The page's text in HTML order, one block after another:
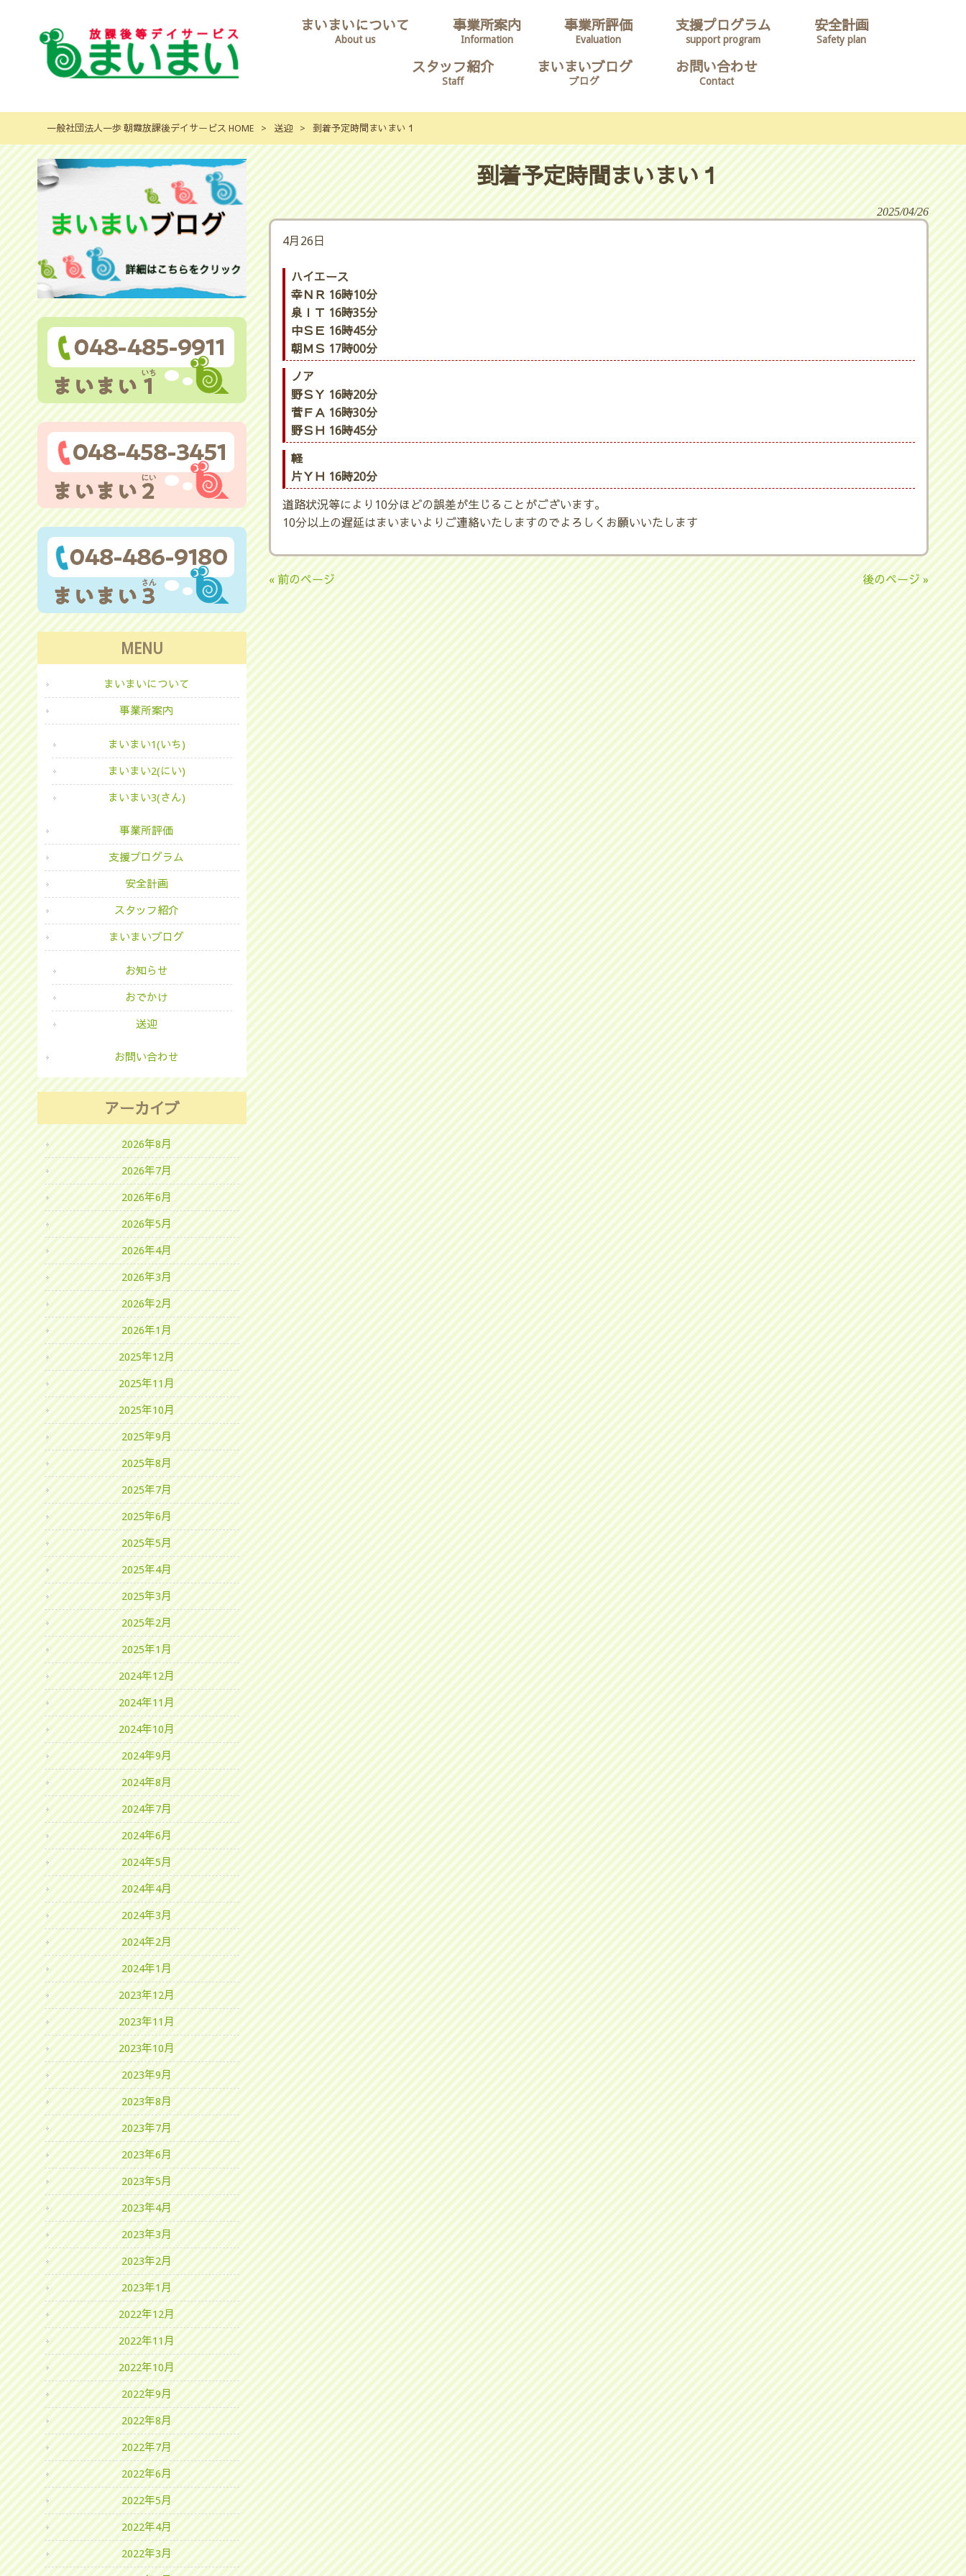
まいまいについて
About us
事業所案内
Information
事業所評価
Evaluation
支援プログラム
support program
安全計画
Safety plan
スタッフ紹介
Staff
まいまいブログ
ブログ
お問い合わせ
Contact
一般社団法人一歩 朝霞放課後デイサービス HOME > 送迎 > 到着予定時間まいまい１
到着予定時間まいまい１
2025/04/26
4月26日
ハイエース
幸ＮＲ 16時10分
泉ＩＴ 16時35分
中ＳＥ 16時45分
朝ＭＳ 17時00分
ノア
野ＳＹ 16時20分
菅ＦＡ 16時30分
野ＳＨ 16時45分
軽
片ＹＨ 16時20分
道路状況等により10分ほどの誤差が生じることがございます。
10分以上の遅延はまいまいよりご連絡いたしますのでよろしくお願いいたします
« 前のページ 後のページ »
MENU
まいまいについて
事業所案内
まいまい1(いち)
まいまい2(にい)
まいまい3(さん)
事業所評価
支援プログラム
安全計画
スタッフ紹介
まいまいブログ
お知らせ
おでかけ
送迎
お問い合わせ
アーカイブ
2026年8月
2026年7月
2026年6月
2026年5月
2026年4月
2026年3月
2026年2月
2026年1月
2025年12月
2025年11月
2025年10月
2025年9月
2025年8月
2025年7月
2025年6月
2025年5月
2025年4月
2025年3月
2025年2月
2025年1月
2024年12月
2024年11月
2024年10月
2024年9月
2024年8月
2024年7月
2024年6月
2024年5月
2024年4月
2024年3月
2024年2月
2024年1月
2023年12月
2023年11月
2023年10月
2023年9月
2023年8月
2023年7月
2023年6月
2023年5月
2023年4月
2023年3月
2023年2月
2023年1月
2022年12月
2022年11月
2022年10月
2022年9月
2022年8月
2022年7月
2022年6月
2022年5月
2022年4月
2022年3月